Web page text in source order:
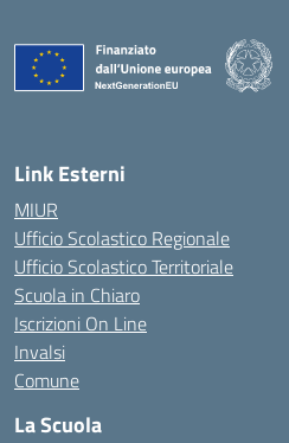
Link Esterni
MIUR
Ufficio Scolastico Regionale
Ufficio Scolastico Territoriale
Scuola in Chiaro
Iscrizioni On Line
Invalsi
Comune
La Scuola